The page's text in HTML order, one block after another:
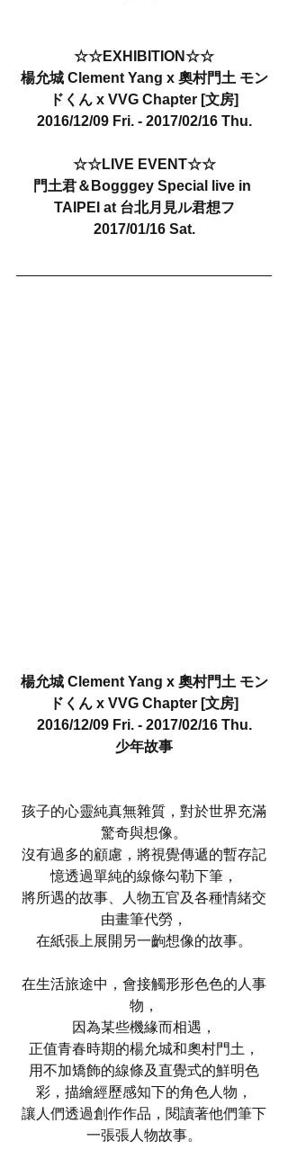
☆☆EXHIBITION☆☆
楊允城 Clement Yang x 奧村門土 モン
ドくん x VVG Chapter [文房]
2016/12/09 Fri. - 2017/02/16 Thu.
☆☆LIVE EVENT☆☆
門土君＆Bogggey Special live in
TAIPEI at 台北月見ル君想フ
2017/01/16 Sat.
楊允城 Clement Yang x 奧村門土 モン
ドくん x VVG Chapter [文房]
2016/12/09 Fri. - 2017/02/16 Thu.
少年故事
孩子的心靈純真無雜質，對於世界充滿
驚奇與想像。
沒有過多的顧慮，將視覺傳遞的暫存記
憶透過單純的線條勾勒下筆，
將所遇的故事、人物五官及各種情緒交
由畫筆代勞，
在紙張上展開另一齣想像的故事。
在生活旅途中，會接觸形形色色的人事
物，
因為某些機緣而相遇，
正值青春時期的楊允城和奧村門土，
用不加矯飾的線條及直覺式的鮮明色
彩，描繪經歷感知下的角色人物，
讓人們透過創作作品，閱讀著他們筆下
一張張人物故事。